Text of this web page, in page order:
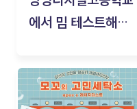
에서 밈 테스트해보